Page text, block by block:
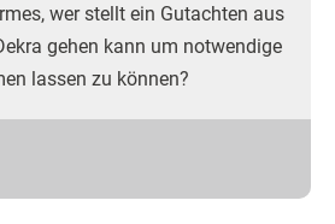
wer stellt ein Gutachten aus
gehen kann um notwendige
lassen zu können?